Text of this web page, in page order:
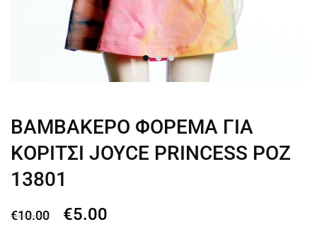
ΒΑΜΒΑΚΕΡΟ ΦΟΡΕΜΑ ΓΙΑ
ΚΟΡΙΤΣΙ JOYCE PRINCESS ΡΟΖ
13801
€10.00 €5.00